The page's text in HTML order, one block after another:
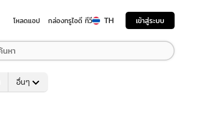
โหลดแอป กล่องทรูไอดี ทีวี TH เข้าสู่ระบบ
อื่นๆ